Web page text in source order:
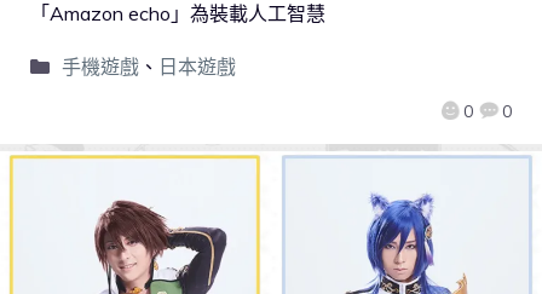
0 0
「Amazon echo」為裝載人工智慧
手機遊戲、 日本遊戲